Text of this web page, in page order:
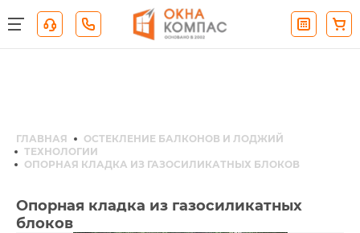
ГЛАВНАЯ
ОСТЕКЛЕНИЕ БАЛКОНОВ И ЛОДЖИЙ
ТЕХНОЛОГИИ
ОПОРНАЯ КЛАДКА ИЗ ГАЗОСИЛИКАТНЫХ БЛОКОВ
Опорная кладка из газосиликатных
блоков